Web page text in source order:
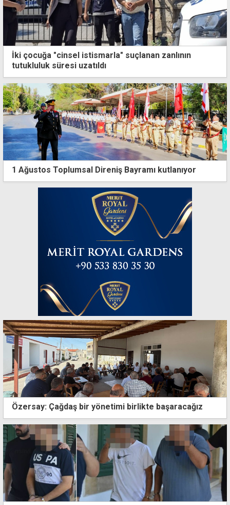
İki çocuğa "cinsel istismarla" suçlanan zanlının
tutukluluk süresi uzatıldı
1 Ağustos Toplumsal Direniş Bayramı kutlanıyor
Özersay: Çağdaş bir yönetimi birlikte başaracağız